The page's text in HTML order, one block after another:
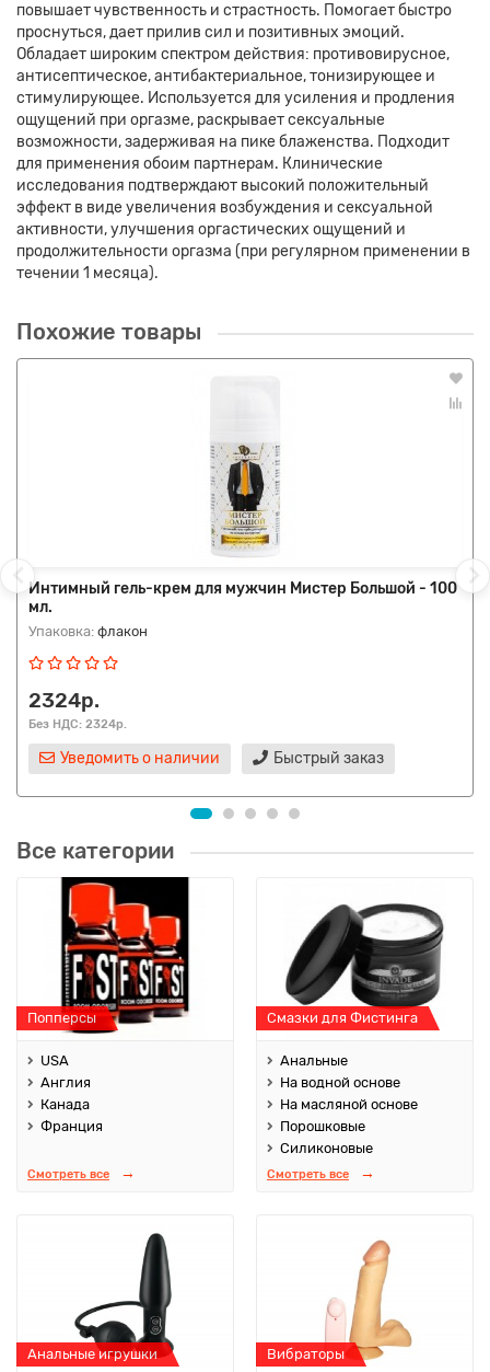
повышает чувственность и страстность. Помогает быстро
проснуться, дает прилив сил и позитивных эмоций.
Обладает широким спектром действия: противовирусное,
антисептическое, антибактериальное, тонизирующее и
стимулирующее. Используется для усиления и продления
ощущений при оргазме, раскрывает сексуальные
возможности, задерживая на пике блаженства. Подходит
для применения обоим партнерам. Клинические
исследования подтверждают высокий положительный
эффект в виде увеличения возбуждения и сексуальной
активности, улучшения оргастических ощущений и
продолжительности оргазма (при регулярном применении в
течении 1 месяца).
Похожие товары
Интимный гель-крем для мужчин Мистер Большой - 100
мл.
Упаковка: флакон
2324р.
Без НДС: 2324р.
Уведомить о наличии Быстрый заказ
Все категории
Попперсы
USA
Англия
Канада
Франция
Смотреть все
Смазки для Фистинга
Анальные
На водной основе
На масляной основе
Порошковые
Силиконовые
Смотреть все
Анальные игрушки Вибраторы